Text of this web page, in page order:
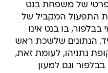
של משפחת בנט
התפעול המקביל של
בו בנט אינו
הנתונים שלשכת ראש
נתניהו, לעומת זאת,
וגם למעון